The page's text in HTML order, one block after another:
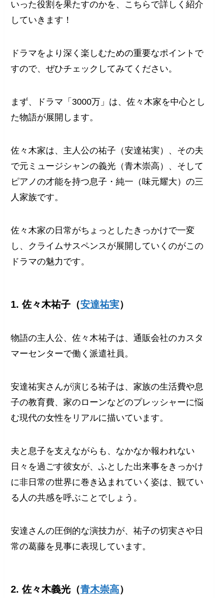
いった役割を果たすのかを、こちらで詳しく紹介
していきます！
ドラマをより深く楽しむための重要なポイントで
すので、ぜひチェックしてみてください。
まず、ドラマ「3000万」は、佐々木家を中心とし
た物語が展開します。
佐々木家は、主人公の祐子（安達祐実）、その夫
で元ミュージシャンの義光（青木崇高）、そして
ピアノの才能を持つ息子・純一（味元耀大）の三
人家族です。
佐々木家の日常がちょっとしたきっかけで一変
し、クライムサスペンスが展開していくのがこの
ドラマの魅力です。
1. 佐々木祐子（安達祐実）
物語の主人公、佐々木祐子は、通販会社のカスタ
マーセンターで働く派遣社員。
安達祐実さんが演じる祐子は、家族の生活費や息
子の教育費、家のローンなどのプレッシャーに悩
む現代の女性をリアルに描いています。
夫と息子を支えながらも、なかなか報われない
日々を過ごす彼女が、ふとした出来事をきっかけ
に非日常の世界に巻き込まれていく姿は、観てい
る人の共感を呼ぶことでしょう。
安達さんの圧倒的な演技力が、祐子の切実さや日
常の葛藤を見事に表現しています。
2. 佐々木義光（青木崇高）